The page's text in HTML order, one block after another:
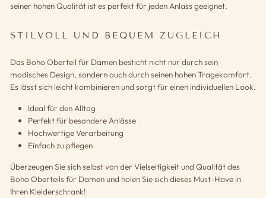
seiner hohen Qualität ist es perfekt für jeden Anlass geeignet.
STILVOLL UND BEQUEM ZUGLEICH
Das Boho Oberteil für Damen besticht nicht nur durch sein
modisches Design, sondern auch durch seinen hohen Tragekomfort.
Es lässt sich leicht kombinieren und sorgt für einen individuellen Look.
Ideal für den Alltag
Perfekt für besondere Anlässe
Hochwertige Verarbeitung
Einfach zu pflegen
Überzeugen Sie sich selbst von der Vielseitigkeit und Qualität des
Boho Oberteils für Damen und holen Sie sich dieses Must-Have in
Ihren Kleiderschrank!